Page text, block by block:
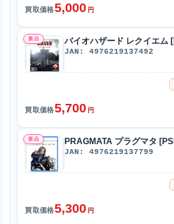
買取価格5,000 円
新品 バイオハザード レクイエム
JAN: 4976219137492
買取価格5,700 円
新品 PRAGMATA プラグマタ
JAN: 4976219137799
買取価格5,300 円